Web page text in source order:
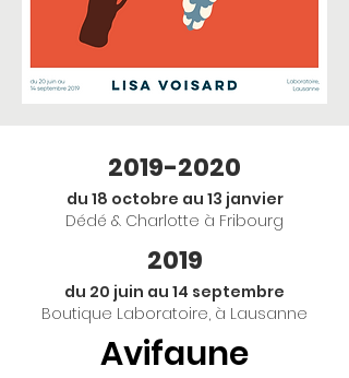
2019-2020
du 18 octobre au 13 janvier
Dédé & Charlotte à Fribourg
2019
du 20 juin au 14 septembre
Boutique Laboratoire, à Lausanne
Avifaune